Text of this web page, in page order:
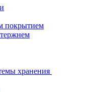
покрытием
хранения